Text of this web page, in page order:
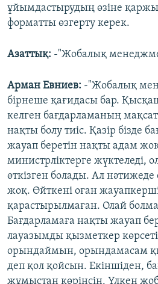
ұйымдастырудың өзіне
форматты өзгерту керек.
Азаттық: -"Жобалық
Арман Евниев: -"Жобалық
бірнеше қағидасы бар.
келген бағдарламаның
нақты болу тиіс. Қазір бізде
жауап беретін нақты адам
министрліктерге жүктеледі,
өткізген болады. Ал
жоқ. Өйткені оған
қарастырылмаған. Олай
Бағдарламаға нақты жауап
лауазымды қызметкер
орындаймын, орындамасам
деп қол қойсын. Екіншіден,
жұмыстан көрінсін. Үлкен